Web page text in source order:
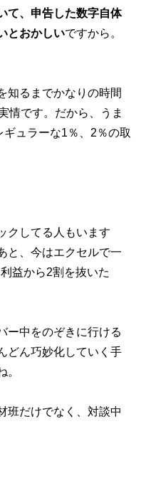
て、申告した数字自体
とおかしいですから。
知るまでかなりの時間
情です。だから、うま
ュラーな1％、2％の取
クしてる人もいます
と、今はエクセルで一
益から2割を抜いた
ー中をのぞきに行ける
どん巧妙化していく手
班だけでなく、対談中